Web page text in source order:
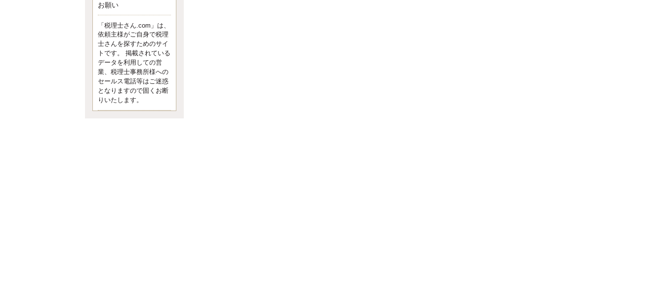
みたいです！
京都のやわらか女性税理
イクメン税理士による税金
ブログです。
なくて七クセ 目は口ほどにモノを
言う 色んなことわざがあります
が、無意識に出ている身体のサイ
ン。 心理学では、ちゃんと意味が
あるようです。 疑問に思ったら考
お願い
「税理士さん.com」は、
依頼主様がご自身で税理
士さんを探すためのサイ
トです。 掲載されている
データを利用しての営
業、税理士事務所様への
セールス電話等はご迷惑
となりますので固くお断
りいたします。